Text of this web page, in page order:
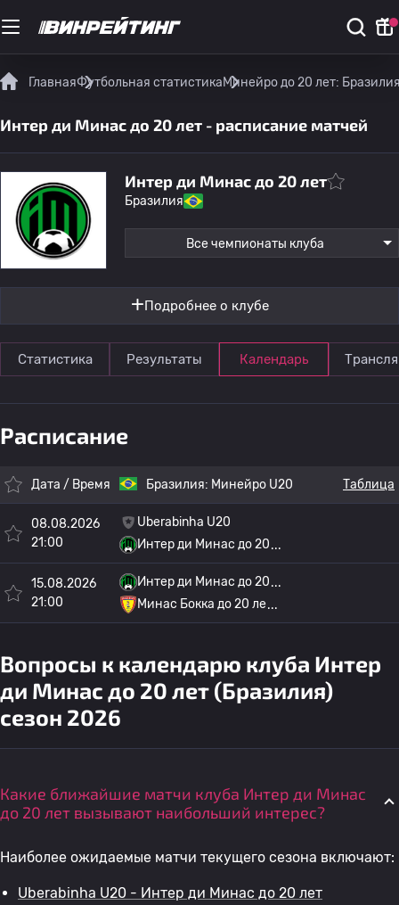
ГлавнаяФутбольная статистикаМинейро до 20 лет:
Интер ди Минас до 20 лет - расписание матчей
Интер ди Минас до 20 лет
Бразилия
Все чемпионаты клуба
Подробнее о клубе
Статистика Результаты Календарь
Расписание
Дата / Время Бразилия: Минейро U20 Таблица
08.08.2026
21:00
Uberabinha U20
Интер ди Минас до 20
15.08.2026
21:00
Интер ди Минас до 20
Минас Бокка до 20 ле
Вопросы к календарю клуба Интер
ди Минас до 20 лет (Бразилия)
сезон 2026
Какие ближайшие матчи клуба Интер ди Минас
до 20 лет вызывают наибольший интерес?
Наиболее ожидаемые матчи текущего сезона включают:
Uberabinha U20 - Интер ди Минас до 20 лет